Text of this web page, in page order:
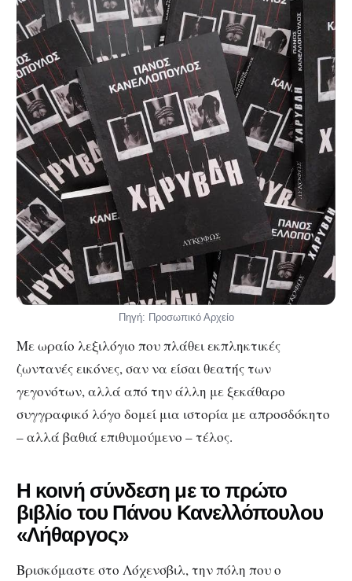
Πηγή: Προσωπικό Αρχείο
Με ωραίο λεξιλόγιο που πλάθει εκπληκτικές
ζωντανές εικόνες, σαν να είσαι θεατής των
γεγονότων, αλλά από την άλλη με ξεκάθαρο
συγγραφικό λόγο δομεί μια ιστορία με απροσδόκητο
– αλλά βαθιά επιθυμούμενο – τέλος.
Η κοινή σύνδεση με το πρώτο
βιβλίο του Πάνου Κανελλόπουλου
«Λήθαργος»
Βρισκόμαστε στο Λόχενσβιλ, την πόλη που ο